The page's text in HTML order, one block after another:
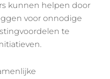
kunnen helpen door
voor onnodige
te